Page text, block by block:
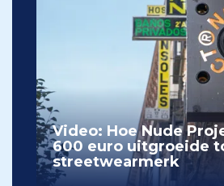
Video: Hoe Nude
600 euro uitgroeide
streetwearmerk